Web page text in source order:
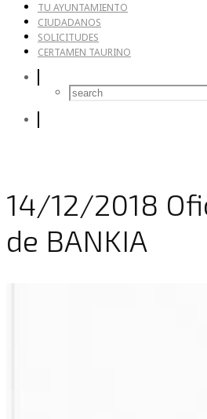
TU AYUNTAMIENTO
CIUDADANOS
SOLICITUDES
CERTAMEN TAURINO
14/12/2018
de BANKIA